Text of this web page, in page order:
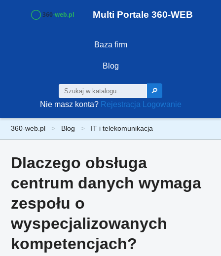
Multi Portale 360-WEB
Baza firm
Blog
🔎
Nie masz konta? Rejestracja Logowanie
360-web.pl Blog IT i telekomunikacja
Dlaczego obsługa
centrum danych wymaga
zespołu o
wyspecjalizowanych
kompetencjach?